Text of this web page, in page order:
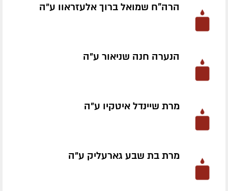
הרה"ח שמואל ברוך אלעזראוו ע״ה
הנערה חנה שניאור ע״ה
מרת שיינדל איטקיו ע״ה
מרת בת שבע גארעליק ע״ה